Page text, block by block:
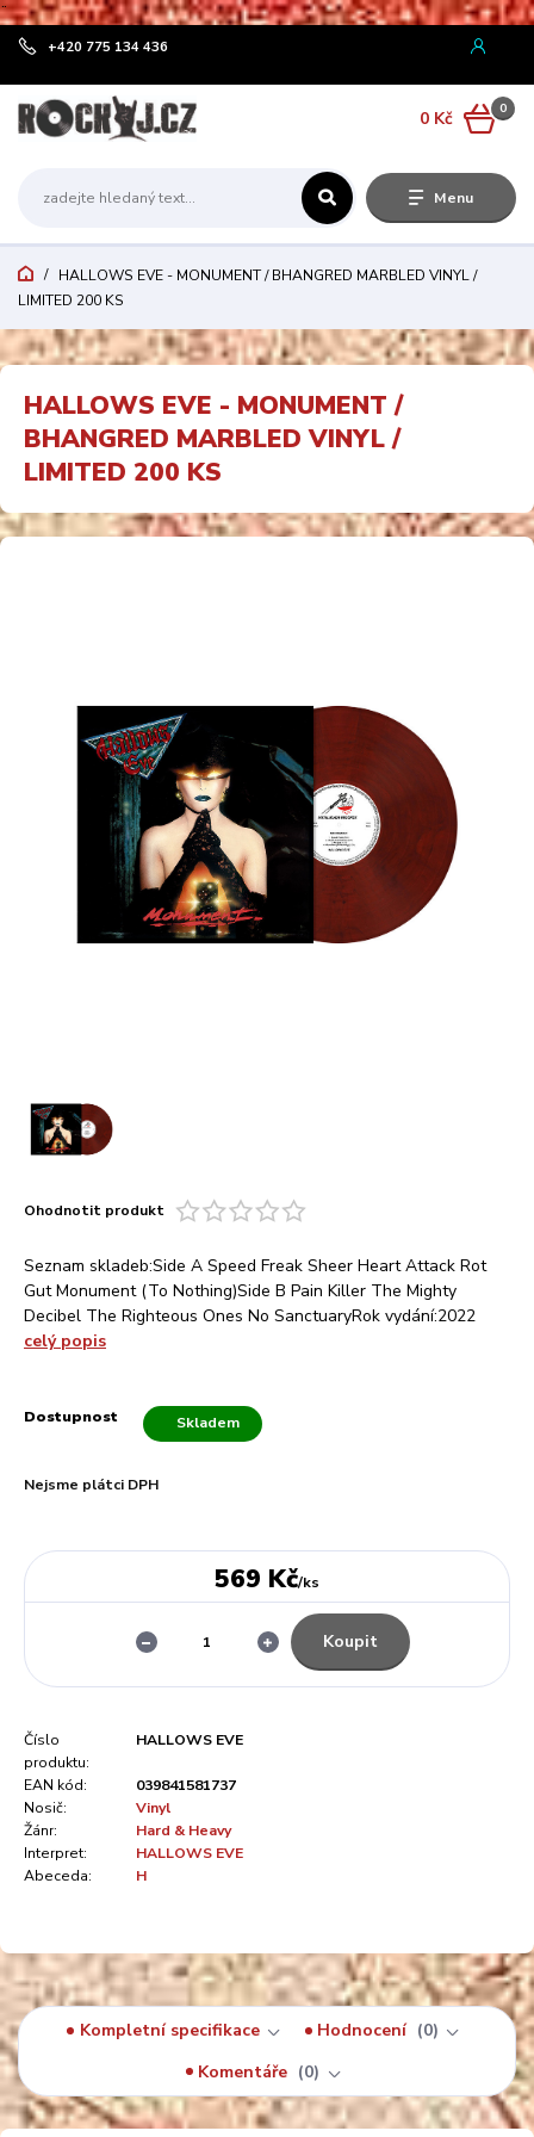
¨
Menu
+420 775 134 436
0
0 Kč
HALLOWS EVE - MONUMENT / BHANGRED MARBLED VINYL /
LIMITED 200 KS
HALLOWS EVE - MONUMENT /
BHANGRED MARBLED VINYL /
LIMITED 200 KS
Ohodnotit produkt
Seznam skladeb:Side A Speed Freak Sheer Heart Attack Rot
Gut Monument (To Nothing)Side B Pain Killer The Mighty
Decibel The Righteous Ones No SanctuaryRok vydání:2022
celý popis
Dostupnost Skladem
Nejsme plátci DPH
569 Kč/ks
Koupit
Číslo
produktu:
HALLOWS EVE
EAN kód:
039841581737
Nosič:
Vinyl
Žánr:
Hard & Heavy
Interpret:
HALLOWS EVE
Abeceda:
H
Kompletní specifikace Hodnocení
0
Komentáře
0